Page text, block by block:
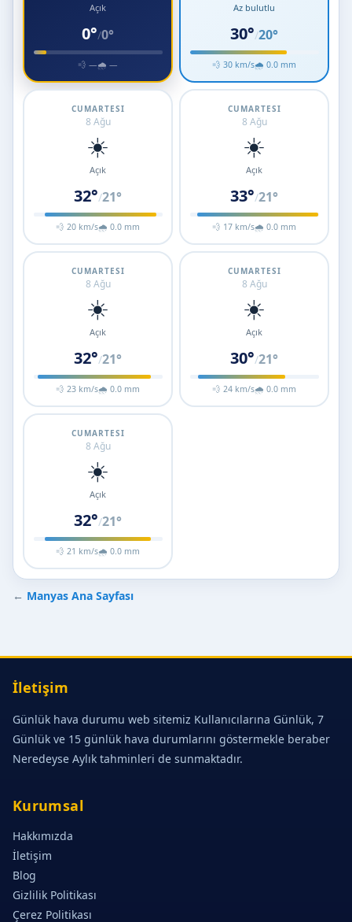
Açık
0°/0°
💨 —🌧 —
Az bulutlu
30°/20°
💨 30 km/s🌧 0.0 mm
CUMARTESI
8 Ağu
☀️
Açık
32°/21°
💨 20 km/s🌧 0.0 mm
CUMARTESI
8 Ağu
☀️
Açık
33°/21°
💨 17 km/s🌧 0.0 mm
CUMARTESI
8 Ağu
☀️
Açık
32°/21°
💨 23 km/s🌧 0.0 mm
CUMARTESI
8 Ağu
☀️
Açık
30°/21°
💨 24 km/s🌧 0.0 mm
CUMARTESI
8 Ağu
☀️
Açık
32°/21°
💨 21 km/s🌧 0.0 mm
← Manyas Ana Sayfası
İletişim
Günlük hava durumu web sitemiz Kullanıcılarına Günlük, 7
Günlük ve 15 günlük hava durumlarını göstermekle beraber
Neredeyse Aylık tahminleri de sunmaktadır.
Kurumsal
Hakkımızda
İletişim
Blog
Gizlilik Politikası
Çerez Politikası